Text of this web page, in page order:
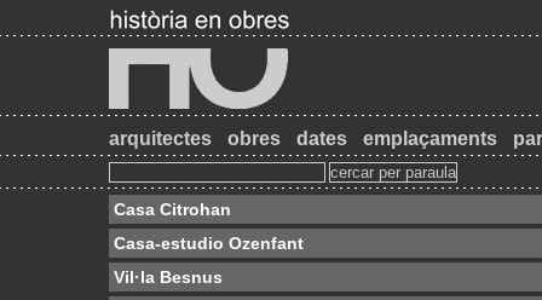
arquitectes obres dates emplaçaments
Casa Citrohan
Casa-estudio Ozenfant
Vil·la Besnus